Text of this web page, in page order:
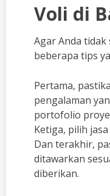
Voli di
Agar Anda
beberapa tips
Pertama,
pengalaman
portofolio
Ketiga, pilih
Dan terakhir,
ditawarkan
diberikan.